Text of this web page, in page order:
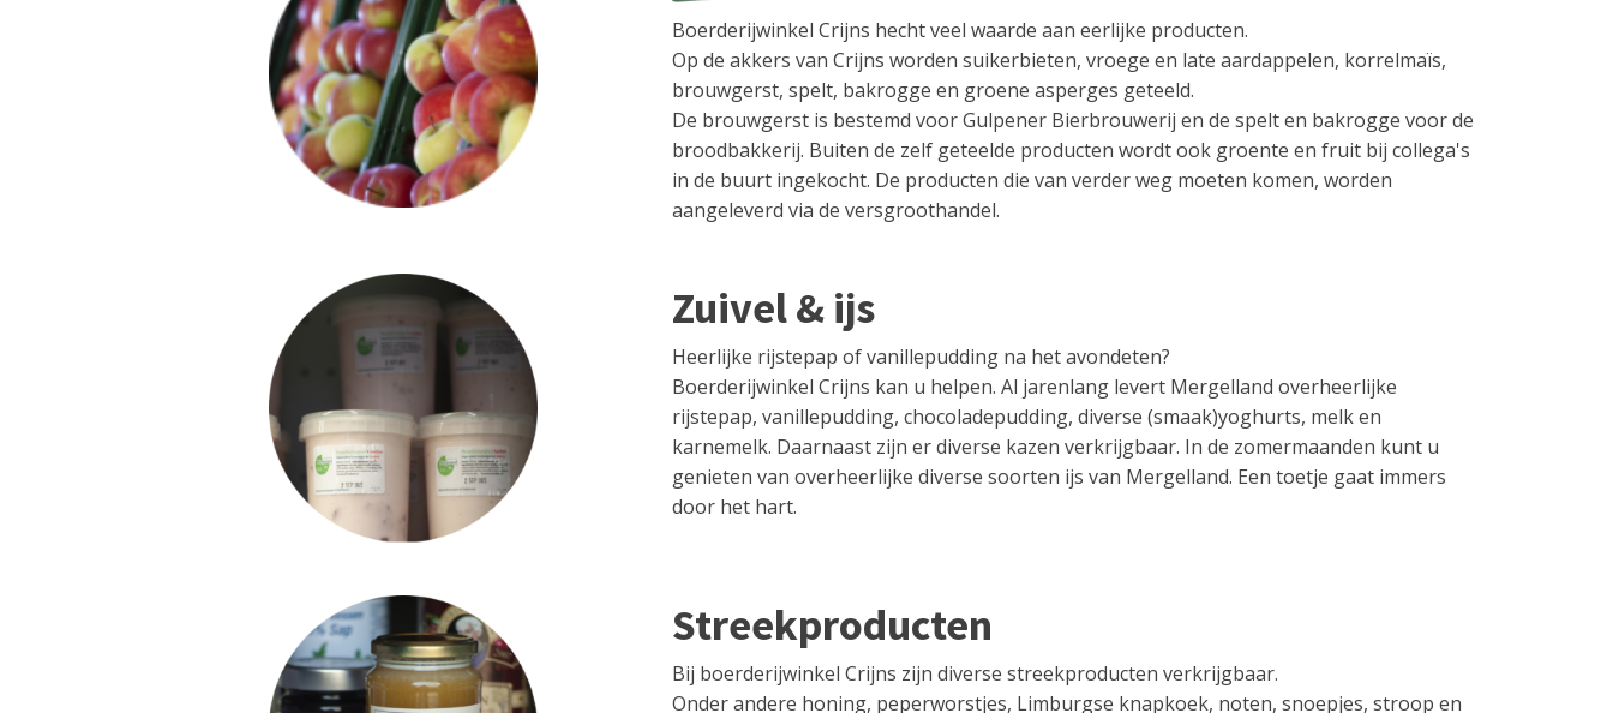
Boerderijwinkel Crijns hecht veel waarde aan eerlijke producten.
Op de akkers van Crijns worden suikerbieten, vroege en late aardappelen, korrelmaïs,
brouwgerst, spelt, bakrogge en groene asperges geteeld.
De brouwgerst is bestemd voor Gulpener Bierbrouwerij en de spelt en bakrogge voor de
broodbakkerij. Buiten de zelf geteelde producten wordt ook groente en fruit bij collega's
in de buurt ingekocht. De producten die van verder weg moeten komen, worden
aangeleverd via de versgroothandel.
Zuivel & ijs
Heerlijke rijstepap of vanillepudding na het avondeten?
Boerderijwinkel Crijns kan u helpen. Al jarenlang levert Mergelland overheerlijke
rijstepap, vanillepudding, chocoladepudding, diverse (smaak)yoghurts, melk en
karnemelk. Daarnaast zijn er diverse kazen verkrijgbaar. In de zomermaanden kunt u
genieten van overheerlijke diverse soorten ijs van Mergelland. Een toetje gaat immers
door het hart.
Streekproducten
Bij boerderijwinkel Crijns zijn diverse streekproducten verkrijgbaar.
Onder andere honing, peperworstjes, Limburgse knapkoek, noten, snoepjes, stroop en